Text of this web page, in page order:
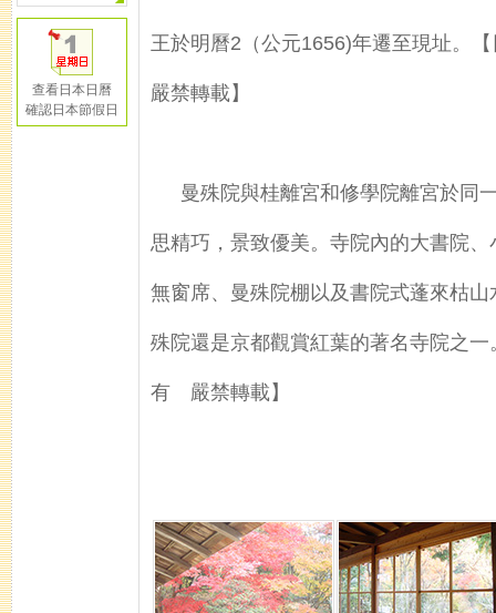
查看日本日曆
確認日本節假日
王於明曆2（公元1656)年遷至現址。
嚴禁轉載】
曼殊院與桂離宮和修學院離宮於同
思精巧，景致優美。寺院內的大書院
無窗席、曼殊院棚以及書院式蓬來枯
殊院還是京都觀賞紅葉的著名寺院之
有 嚴禁轉載】